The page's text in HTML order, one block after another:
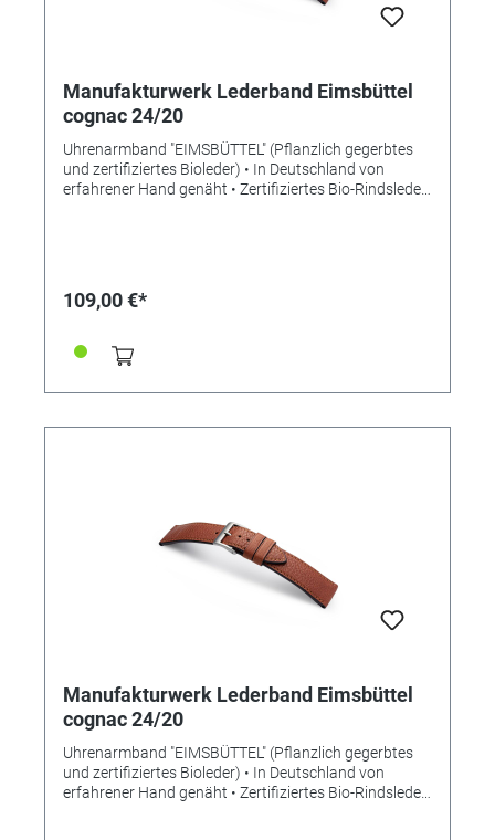
Manufakturwerk Lederband Eimsbüttel
cognac 24/20
Uhrenarmband "EIMSBÜTTEL" (Pflanzlich gegerbtes
und zertifiziertes Bioleder) • In Deutschland von
erfahrener Hand genäht • Zertifiziertes Bio-Rindsleder
bestellen)
109,00 €*
Manufakturwerk Lederband Eimsbüttel
cognac 24/20
Uhrenarmband "EIMSBÜTTEL" (Pflanzlich gegerbtes
und zertifiziertes Bioleder) • In Deutschland von
erfahrener Hand genäht • Zertifiziertes Bio-Rindsleder